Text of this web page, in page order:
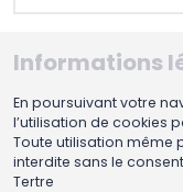
Informations
En poursuivant votre
l’utilisation de cookies
Toute utilisation même
interdite sans le
Tertre